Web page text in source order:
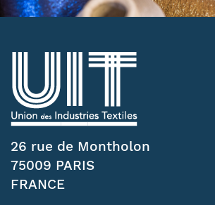
26 rue de Montholon
75009 PARIS
FRANCE